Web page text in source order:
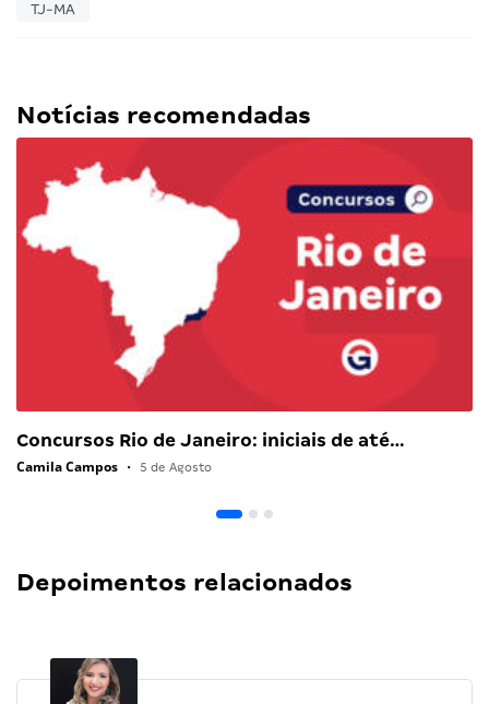
TJ-MA
Notícias recomendadas
Concursos Rio de Janeiro: iniciais de até…
Camila Campos • 5 de Agosto
Depoimentos relacionados